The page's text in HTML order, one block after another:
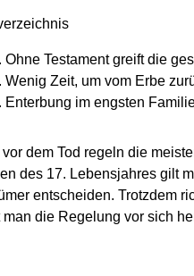
Ohne Testament greift die
Wenig Zeit, um vom Erbe
Enterbung im engsten
vor dem Tod regeln die
des 17. Lebensjahres gilt
entscheiden. Trotzdem
die Regelung vor sich